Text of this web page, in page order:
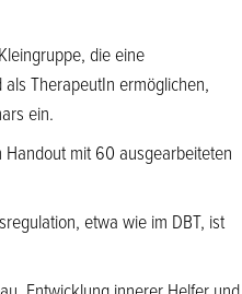
die eine
TherapeutIn ermöglichen,
ein.
mit 60 ausgearbeiteten
etwa wie im DBT, ist